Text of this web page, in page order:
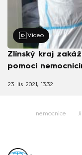
Video
Zlínský kraj
pomoci
23. lis 2021, 13:32
nemocnice